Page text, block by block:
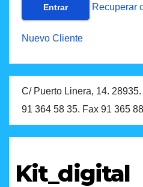
Recuperar
Nuevo Cliente
C/ Puerto Linera, 14.
91 364 58 35. Fax 91 365
Kit_digital